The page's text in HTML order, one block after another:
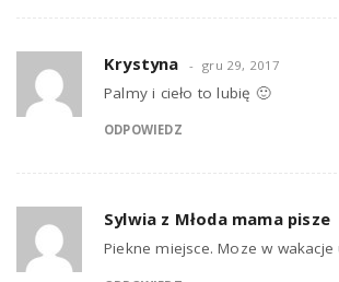
Krystyna gru 29, 2017
Palmy i cieło to lubię 🙂
ODPOWIEDZ
Sylwia z Młoda mama pisze
Piekne miejsce. Moze w wakacje